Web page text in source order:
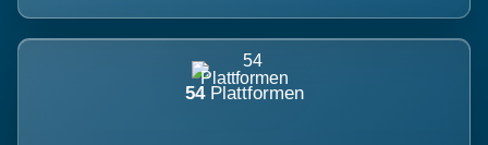
54 Plattformen